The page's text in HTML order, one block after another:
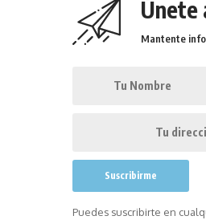
Mantente
Puedes suscribirte en